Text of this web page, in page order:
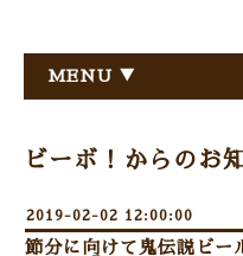
MENU ▼
ビーボ！からのお
2019-02-02 12:00:00
節分に向けて鬼伝説ビー